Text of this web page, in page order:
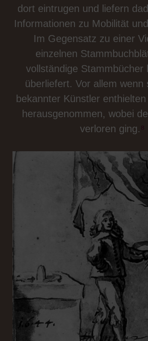
dort eintrugen und liefern
Informationen zu Mobilität
Im Gegensatz zu einer
einzelnen
vollständige Stammbücher
überliefert. Vor allem wenn
bekannter Künstler
herausgenommen, wobei
verloren ging.⁸